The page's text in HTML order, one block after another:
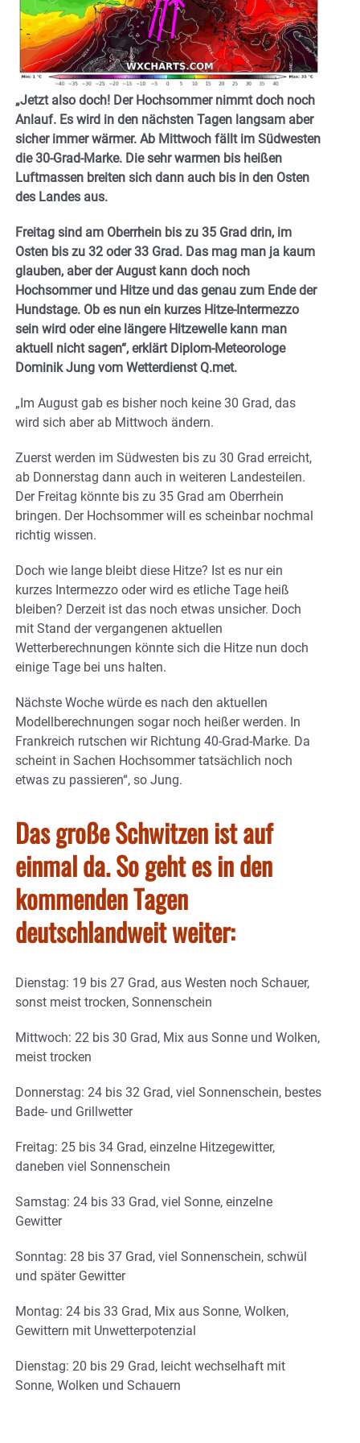
„Jetzt also doch! Der Hochsommer nimmt doch noch
Anlauf. Es wird in den nächsten Tagen langsam aber
sicher immer wärmer. Ab Mittwoch fällt im Südwesten
die 30-Grad-Marke. Die sehr warmen bis heißen
Luftmassen breiten sich dann auch bis in den Osten
des Landes aus.
Freitag sind am Oberrhein bis zu 35 Grad drin, im
Osten bis zu 32 oder 33 Grad. Das mag man ja kaum
glauben, aber der August kann doch noch
Hochsommer und Hitze und das genau zum Ende der
Hundstage. Ob es nun ein kurzes Hitze-Intermezzo
sein wird oder eine längere Hitzewelle kann man
aktuell nicht sagen“, erklärt Diplom-Meteorologe
Dominik Jung vom Wetterdienst Q.met.
„Im August gab es bisher noch keine 30 Grad, das
wird sich aber ab Mittwoch ändern.
Zuerst werden im Südwesten bis zu 30 Grad erreicht,
ab Donnerstag dann auch in weiteren Landesteilen.
Der Freitag könnte bis zu 35 Grad am Oberrhein
bringen. Der Hochsommer will es scheinbar nochmal
richtig wissen.
Doch wie lange bleibt diese Hitze? Ist es nur ein
kurzes Intermezzo oder wird es etliche Tage heiß
bleiben? Derzeit ist das noch etwas unsicher. Doch
mit Stand der vergangenen aktuellen
Wetterberechnungen könnte sich die Hitze nun doch
einige Tage bei uns halten.
Nächste Woche würde es nach den aktuellen
Modellberechnungen sogar noch heißer werden. In
Frankreich rutschen wir Richtung 40-Grad-Marke. Da
scheint in Sachen Hochsommer tatsächlich noch
etwas zu passieren“, so Jung.
Das große Schwitzen ist auf
einmal da. So geht es in den
kommenden Tagen
deutschlandweit weiter:
Dienstag: 19 bis 27 Grad, aus Westen noch Schauer,
sonst meist trocken, Sonnenschein
Mittwoch: 22 bis 30 Grad, Mix aus Sonne und Wolken,
meist trocken
Donnerstag: 24 bis 32 Grad, viel Sonnenschein, bestes
Bade- und Grillwetter
Freitag: 25 bis 34 Grad, einzelne Hitzegewitter,
daneben viel Sonnenschein
Samstag: 24 bis 33 Grad, viel Sonne, einzelne
Gewitter
Sonntag: 28 bis 37 Grad, viel Sonnenschein, schwül
und später Gewitter
Montag: 24 bis 33 Grad, Mix aus Sonne, Wolken,
Gewittern mit Unwetterpotenzial
Dienstag: 20 bis 29 Grad, leicht wechselhaft mit
Sonne, Wolken und Schauern